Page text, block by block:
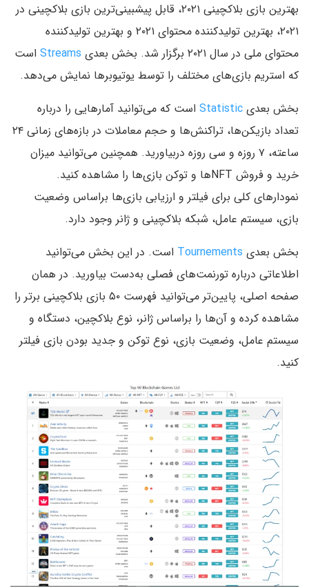
بهترین بازی بلاکچینی ۲۰۲۱، قابل پیشبینی‌ترین بازی بلاکچینی در
۲۰۲۱، بهترین تولیدکننده محتوای ۲۰۲۱ و بهترین تولیدکننده
محتوای ملی در سال ۲۰۲۱ برگزار شد. بخش بعدی
Streams است
که استریم بازی‌های مختلف را توسط یوتیوبرها نمایش می‌دهد.
بخش بعدی Statistic است که می‌توانید آمارهایی را درباره
تعداد بازیکن‌ها، تراکنش‌ها و حجم معاملات در بازه‌های زمانی ۲۴
ساعته، ۷ روزه و سی روزه دربیاورید. همچنین می‌توانید میزان
خرید و فروش NFTها و توکن بازی‌ها را مشاهده کنید.
نمودارهای کلی برای فیلتر و ارزیابی بازی‌ها براساس وضعیت
بازی، سیستم عامل، شبکه بلاکچینی و ژانر وجود دارد.
بخش بعدی Tournements است. در این بخش می‌توانید
اطلاعاتی درباره تورنمت‌های فصلی به‌دست بیاورید. در همان
صفحه‌ اصلی، پایین‌تر می‌توانید فهرست ۵۰ بازی بلاکچینی برتر را
مشاهده کرده و آن‌ها را براساس ژانر، نوع بلاکچین، دستگاه و
سیستم عامل، وضعیت بازی، نوع توکن و جدید بودن بازی فیلتر
کنید.